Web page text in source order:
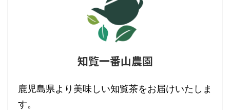
知覧一番山農園
鹿児島県より美味しい知覧茶をお届けいたしま
す。